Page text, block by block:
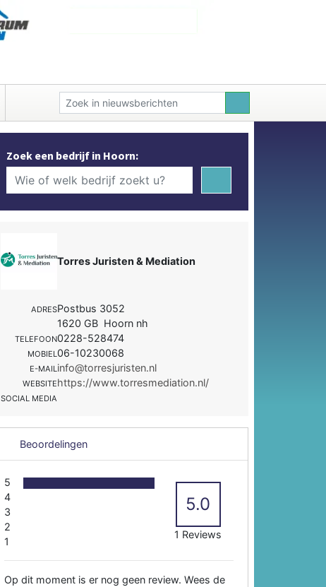
Zoek een bedrijf in Hoorn:
Torres Juristen & Mediation
ADRESPostbus 3052
1620 GB Hoorn nh
TELEFOON0228-528474
MOBIEL06-10230068
E-MAILinfo@torresjuristen.nl
WEBSITEhttps://www.torresmediation.nl/
SOCIAL MEDIA
Beoordelingen
5
4
3
2
1
5.0
1 Reviews
Op dit moment is er nog geen review. Wees de